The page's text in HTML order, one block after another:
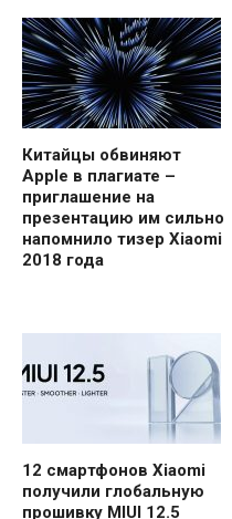
Китайцы обвиняют
Apple в плагиате –
приглашение на
презентацию им сильно
напомнило тизер Xiaomi
2018 года
12 смартфонов Xiaomi
получили глобальную
прошивку MIUI 12.5